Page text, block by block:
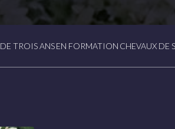
TROIS ANSEN FORMATION CHEVAUX DE